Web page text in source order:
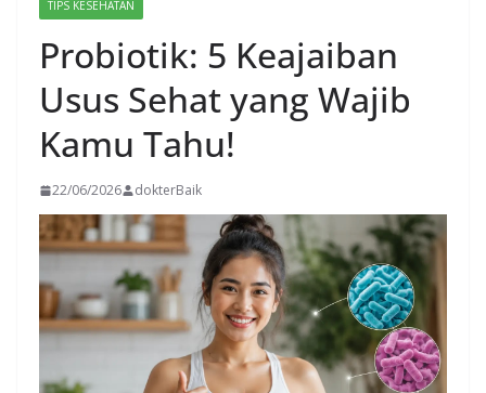
TIPS KESEHATAN
Probiotik: 5 Keajaiban
Usus Sehat yang Wajib
Kamu Tahu!
22/06/2026 dokterBaik